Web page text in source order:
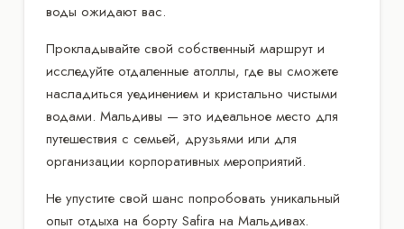
воды ожидают вас.
Прокладывайте свой собственный маршрут и
исследуйте отдаленные атоллы, где вы сможете
насладиться уединением и кристально чистыми
водами. Мальдивы — это идеальное место для
путешествия с семьей, друзьями или для
организации корпоративных мероприятий.
Не упустите свой шанс попробовать уникальный
опыт отдыха на борту Safira на Мальдивах.